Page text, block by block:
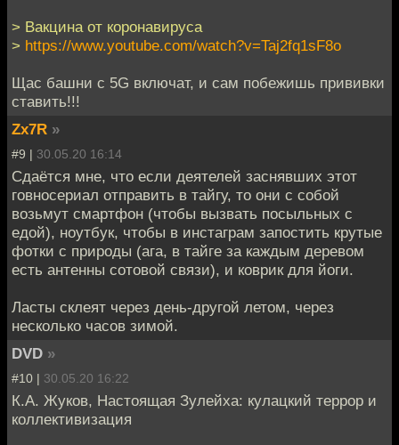
> Вакцина от коронавируса
> https://www.youtube.com/watch?v=Taj2fq1sF8o
Щас башни с 5G включат, и сам побежишь прививки
ставить!!!
Zx7R »
#9 | 30.05.20 16:14
Сдаётся мне, что если деятелей заснявших этот
говносериал отправить в тайгу, то они с собой
возьмут смартфон (чтобы вызвать посыльных с
едой), ноутбук, чтобы в инстаграм запостить крутые
фотки с природы (ага, в тайге за каждым деревом
есть антенны сотовой связи), и коврик для йоги.
Ласты склеят через день-другой летом, через
несколько часов зимой.
DVD »
#10 | 30.05.20 16:22
К.А. Жуков, Настоящая Зулейха: кулацкий террор и
коллективизация